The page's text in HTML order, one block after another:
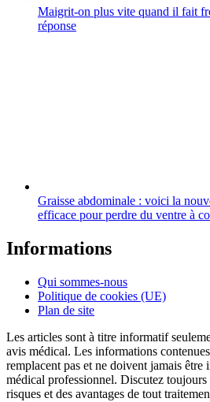
Maigrit-on plus vite quand il fait
réponse
Graisse abdominale : voici la
efficace pour perdre du ventre à
Informations
Qui sommes-nous
Politique de cookies (UE)
Plan de site
Les articles sont à titre informatif
avis médical. Les informations
remplacent pas et ne doivent jamais être
médical professionnel. Discutez
risques et des avantages de tout